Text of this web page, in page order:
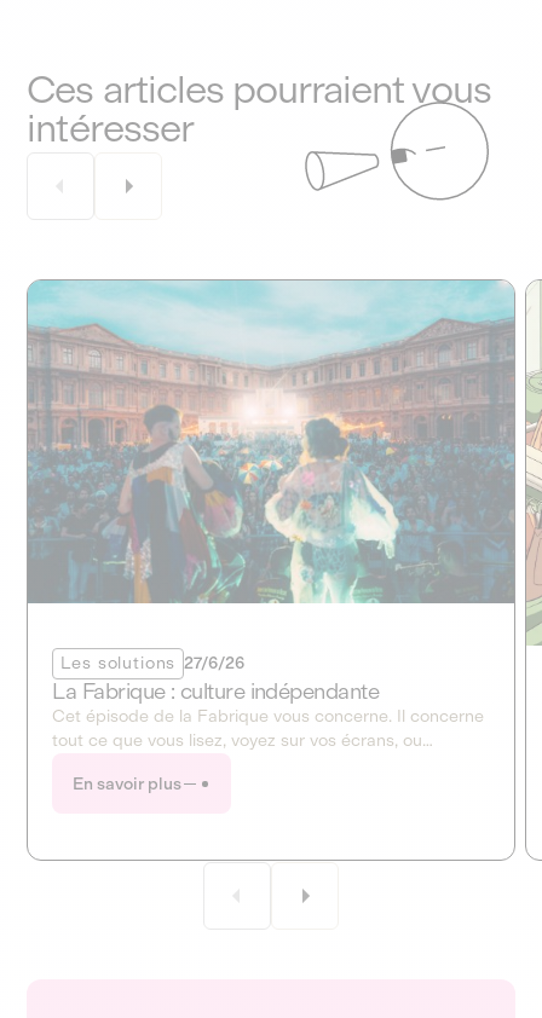
Ces articles pourraient vous
intéresser
Les solutions 27/6/26
La Fabrique : culture indépendante
Cet épisode de la Fabrique vous concerne. Il concerne
tout ce que vous lisez, voyez sur vos écrans, ou
grand le dossier de la culture et des médias !
En savoir plus